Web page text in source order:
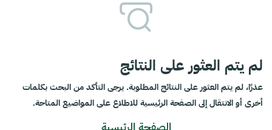
لم يتم العثور على النتائج
عذرًا، لم يتم العثور على النتائج المطلوبة. يرجى التأكد من البحث بكلمات
أخرى أو الانتقال إلى الصفحة الرئيسية للاطلاع على المواضيع المتاحة.
الصفحة الرئيسية